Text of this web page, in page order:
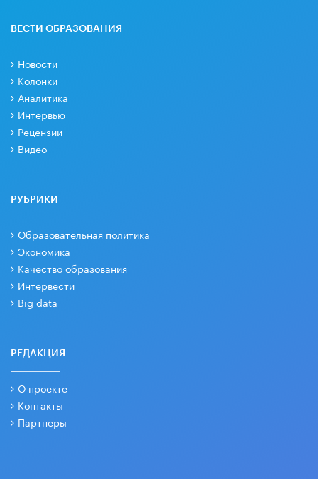
ВЕСТИ ОБРАЗОВАНИЯ
Новости
Колонки
Аналитика
Интервью
Рецензии
Видео
РУБРИКИ
Образовательная политика
Экономика
Качество образования
Интервести
Big data
РЕДАКЦИЯ
О проекте
Контакты
Партнеры